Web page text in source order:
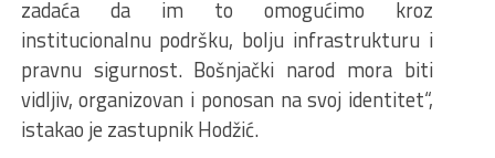
zadaća da im to omogućimo kroz
institucionalnu podršku, bolju infrastrukturu i
pravnu sigurnost. Bošnjački narod mora biti
vidljiv, organizovan i ponosan na svoj identitet“,
istakao je zastupnik Hodžić.